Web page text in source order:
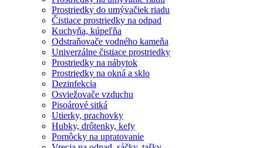
Prostriedky do umývačiek riadu
Čistiace prostriedky na odpad
Kuchyňa, kúpeľňa
Odstraňovače vodného kameňa
Univerzálne čistiace prostriedky
Prostriedky na nábytok
Prostriedky na okná a sklo
Dezinfekcia
Osviežovače vzduchu
Pisoárové sitká
Utierky, prachovky
Hubky, drôtenky, kefy
Pomôcky na upratovanie